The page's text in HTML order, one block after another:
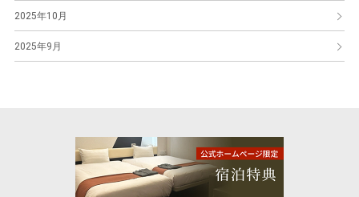
2025年10月
2025年9月